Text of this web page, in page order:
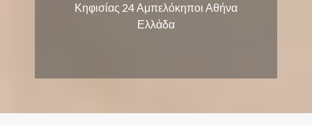
home
Κηφισίας 24 Αμπελόκηποι Αθήνα
Ελλάδα